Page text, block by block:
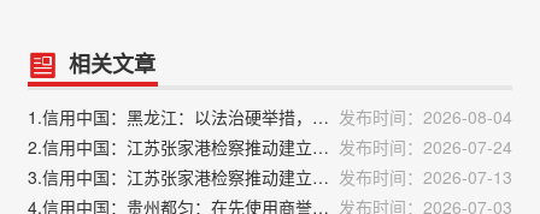
相关文章
1.信用中国：黑龙江：以法治硬举措，优化营商软环境 发布时间：2026-08-04
2.信用中国：江苏张家港检察推动建立激励机制 筑牢寄递安全防线 发布时间：2026-07-24
3.信用中国：江苏张家港检察推动建立激励机制 筑牢寄递安全防线 发布时间：2026-07-13
4.信用中国：贵州都匀：在先使用商誉受司法保护 发布时间：2026-07-03